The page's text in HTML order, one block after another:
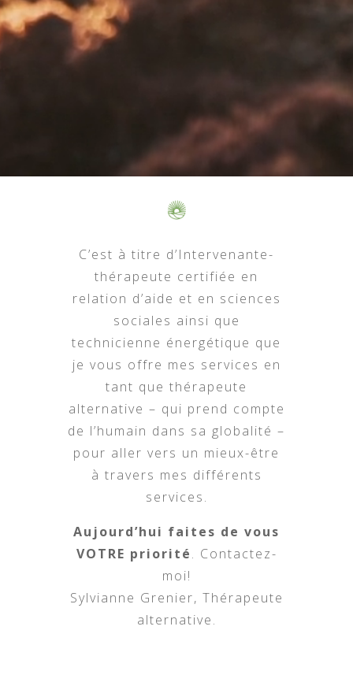
C’est à titre d’Intervenante-
thérapeute certifiée en
relation d’aide et en sciences
sociales ainsi que
technicienne énergétique que
je vous offre mes services en
tant que thérapeute
alternative – qui prend compte
de l’humain dans sa globalité –
pour aller vers un mieux-être
à travers mes différents
services.
Aujourd’hui faites de vous
VOTRE priorité. Contactez-
moi!
Sylvianne Grenier, Thérapeute
alternative.